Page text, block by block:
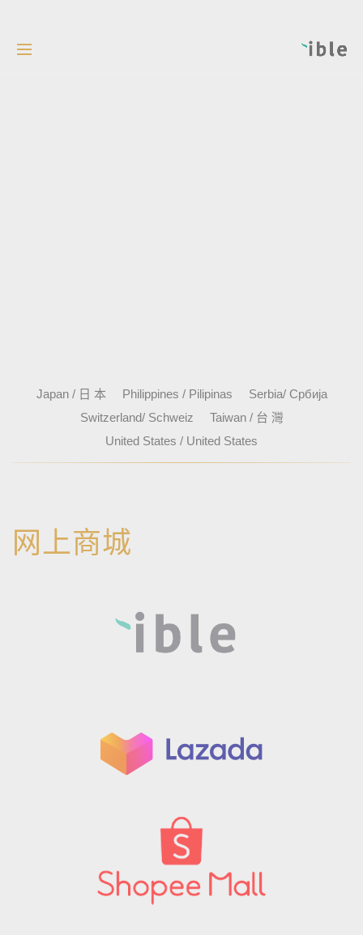
Japan / 日 本 Philippines / Pilipinas
Serbia/ Србија
Switzerland/ Schweiz
Taiwan / 台 灣
United States / United States
网上商城